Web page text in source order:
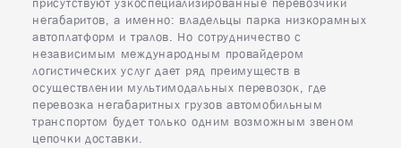
негабаритов, а именно: владельцы парка низкорамных
автоплатформ и тралов. Но сотрудничество с
независимым международным провайдером
логистических услуг дает ряд преимуществ в
осуществлении мультимодальных перевозок, где
перевозка негабаритных грузов автомобильным
транспортом будет только одним возможным звеном
цепочки доставки.